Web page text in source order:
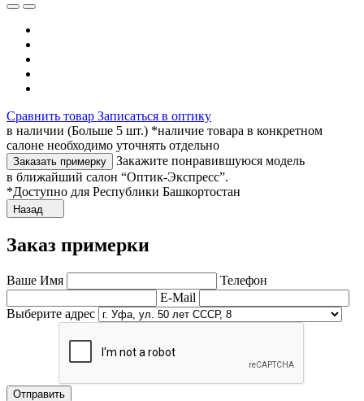
Сравнить товар Записаться в оптику
в наличии (Больше 5 шт.) *наличие товара в конкретном
салоне необходимо уточнять отдельно
Заказать примерку
Закажите понравившуюся модель
в ближайший салон “Оптик-Экспресс”.
*Доступно для Республики Башкортостан
Назад
Заказ примерки
Ваше Имя
Телефон
E-Mail
Выберите адрес
Отправить